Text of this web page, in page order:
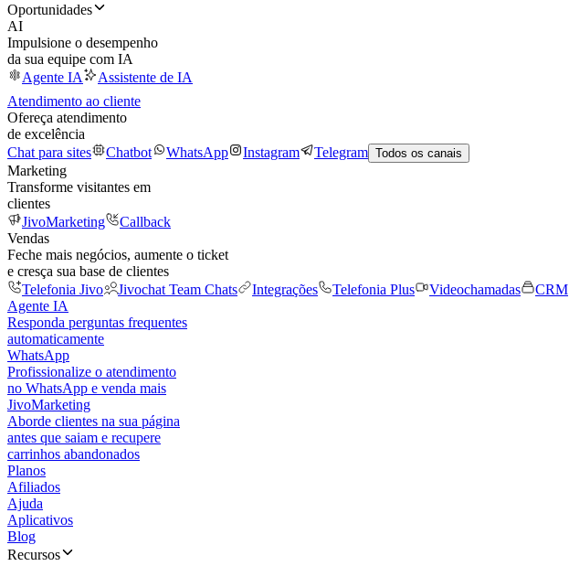
Oportunidades
AI
Impulsione o desempenho
da sua equipe com IA
Agente IA
Assistente de IA
Atendimento ao cliente
Ofereça atendimento
de excelência
Chat para sites
Chatbot WhatsApp Instagram Telegram Todos os canais
Marketing
Transforme visitantes em
clientes
JivoMarketing
Callback
Vendas
Feche mais negócios, aumente o ticket
e cresça sua base de clientes
Telefonia Jivo
Jivochat Team Chats Integrações Telefonia Plus Videochamadas
CRM
Agente IA
Responda perguntas frequentes
automaticamente
WhatsApp
Profissionalize o atendimento
no WhatsApp e venda mais
JivoMarketing
Aborde clientes na sua página
antes que saiam e recupere
carrinhos abandonados
Planos
Afiliados
Ajuda
Aplicativos
Blog
Recursos